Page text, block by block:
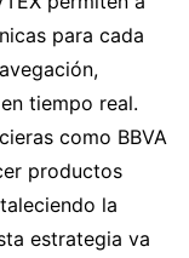
para cada
tiempo real.
como BBVA
productos
la
estrategia va